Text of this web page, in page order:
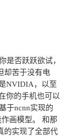
是否跃跃欲试，
却苦于没有电
NVIDIA，以至
你的手机也可以
于ncnn实现的
画模型。 和那
的实现了全部代